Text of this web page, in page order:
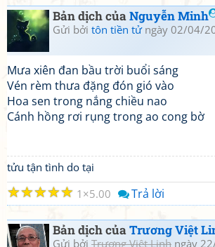
Bản dịch củaNguyễn Minh
Gửi bởi tôn tiền tửngày 02/04/
Mưa xiên đan bầu trời buổi sáng
Vén rèm thưa đặng đón gió vào
Hoa sen trong nắng chiều nao
Cánh hồng rơi rụng trong ao cong bờ
tửu tận tình do tại
☆
☆
☆
☆
☆ 1 5.00 Trả lời
Bản dịch củaTrương Việt
Gửi bởi Trương Việt Linh ngày